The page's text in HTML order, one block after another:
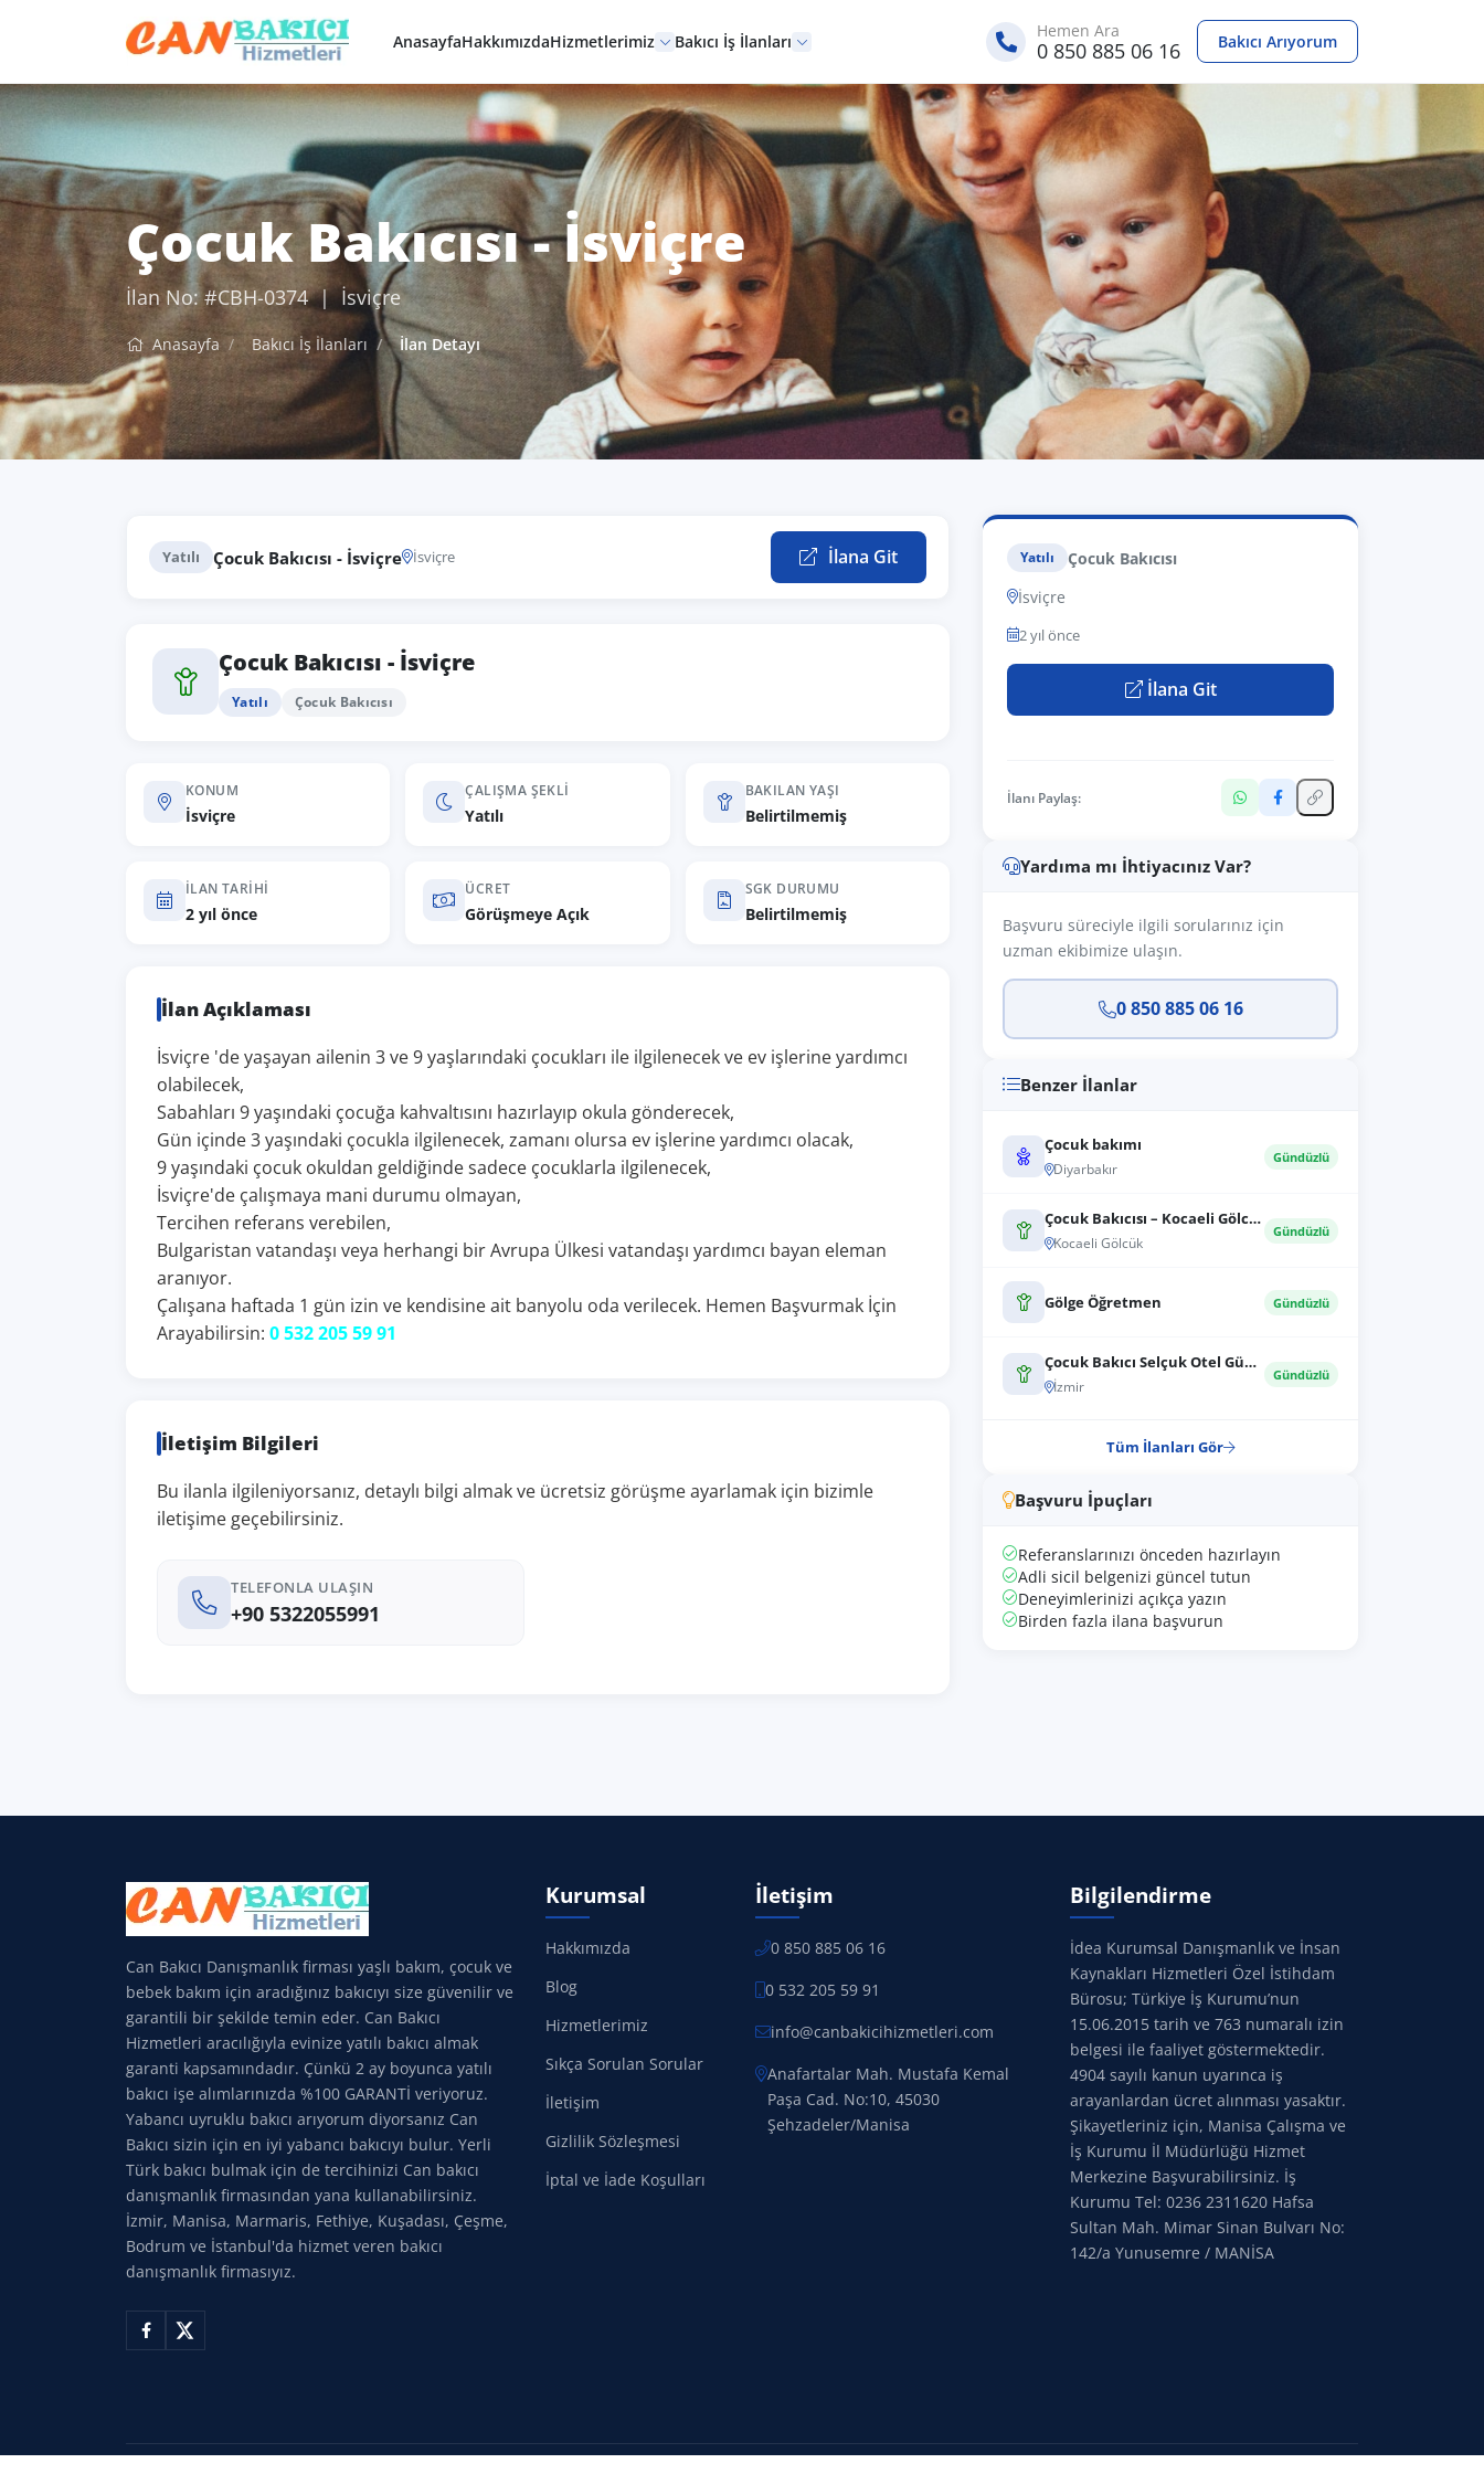
AnasayfaHakkımızdaHizmetlerimiz Bakıcı İş İlanları
Hemen Ara
0 850 885 06 16 Bakıcı Arıyorum
Çocuk Bakıcısı - İsviçre
İlan No: #CBH-0374 | İsviçre
Anasayfa Bakıcı İş İlanları İlan Detayı
Yatılı Çocuk Bakıcısı - İsviçre İsviçre İlana Git
Çocuk Bakıcısı - İsviçre
Yatılı Çocuk Bakıcısı
KONUM
İsviçre
ÇALIŞMA ŞEKLI
Yatılı
BAKILAN YAŞI
Belirtilmemiş
İLAN TARIHI
2 yıl önce
ÜCRET
Görüşmeye Açık
SGK DURUMU
Belirtilmemiş
İlan Açıklaması
İsviçre 'de yaşayan ailenin 3 ve 9 yaşlarındaki çocukları ile ilgilenecek ve ev işlerine yardımcı
olabilecek,
Sabahları 9 yaşındaki çocuğa kahvaltısını hazırlayıp okula gönderecek,
Gün içinde 3 yaşındaki çocukla ilgilenecek, zamanı olursa ev işlerine yardımcı olacak,
9 yaşındaki çocuk okuldan geldiğinde sadece çocuklarla ilgilenecek,
İsviçre'de çalışmaya mani durumu olmayan,
Tercihen referans verebilen,
Bulgaristan vatandaşı veya herhangi bir Avrupa Ülkesi vatandaşı yardımcı bayan eleman
aranıyor.
Çalışana haftada 1 gün izin ve kendisine ait banyolu oda verilecek. Hemen Başvurmak İçin
Arayabilirsin: 0 532 205 59 91
İletişim Bilgileri
Bu ilanla ilgileniyorsanız, detaylı bilgi almak ve ücretsiz görüşme ayarlamak için bizimle
iletişime geçebilirsiniz.
TELEFONLA ULAŞIN
+90 5322055991
Yatılı
Çocuk Bakıcısı
İsviçre
2 yıl önce
İlana Git
İlanı Paylaş:
Yardıma mı İhtiyacınız Var?
Başvuru süreciyle ilgili sorularınız için
uzman ekibimize ulaşın.
0 850 885 06 16
Benzer İlanlar
Çocuk bakımı
Diyarbakır
Gündüzlü
Çocuk Bakıcısı – Kocaeli Gölcük
Kocaeli Gölcük
Gündüzlü
Gölge Öğretmen Gündüzlü
Çocuk Bakıcı Selçuk Otel Gündüz Çalışma...
İzmir
Gündüzlü
Tüm İlanları Gör
Başvuru İpuçları
Referanslarınızı önceden hazırlayın
Adli sicil belgenizi güncel tutun
Deneyimlerinizi açıkça yazın
Birden fazla ilana başvurun
Can Bakıcı Danışmanlık firması yaşlı bakım, çocuk ve
bebek bakım için aradığınız bakıcıyı size güvenilir ve
garantili bir şekilde temin eder. Can Bakıcı
Hizmetleri aracılığıyla evinize yatılı bakıcı almak
garanti kapsamındadır. Çünkü 2 ay boyunca yatılı
bakıcı işe alımlarınızda %100 GARANTİ veriyoruz.
Yabancı uyruklu bakıcı arıyorum diyorsanız Can
Bakıcı sizin için en iyi yabancı bakıcıyı bulur. Yerli
Türk bakıcı bulmak için de tercihinizi Can bakıcı
danışmanlık firmasından yana kullanabilirsiniz.
İzmir, Manisa, Marmaris, Fethiye, Kuşadası, Çeşme,
Bodrum ve İstanbul'da hizmet veren bakıcı
danışmanlık firmasıyız.
Kurumsal
Hakkımızda
Blog
Hizmetlerimiz
Sıkça Sorulan Sorular
İletişim
Gizlilik Sözleşmesi
İptal ve İade Koşulları
İletişim
0 850 885 06 16
0 532 205 59 91
info@canbakicihizmetleri.com
Anafartalar Mah. Mustafa Kemal
Paşa Cad. No:10, 45030
Şehzadeler/Manisa
Bilgilendirme
İdea Kurumsal Danışmanlık ve İnsan
Kaynakları Hizmetleri Özel İstihdam
Bürosu; Türkiye İş Kurumu’nun
15.06.2015 tarih ve 763 numaralı izin
belgesi ile faaliyet göstermektedir.
4904 sayılı kanun uyarınca iş
arayanlardan ücret alınması yasaktır.
Şikayetleriniz için, Manisa Çalışma ve
İş Kurumu İl Müdürlüğü Hizmet
Merkezine Başvurabilirsiniz. İş
Kurumu Tel: 0236 2311620 Hafsa
Sultan Mah. Mimar Sinan Bulvarı No:
142/a Yunusemre / MANİSA